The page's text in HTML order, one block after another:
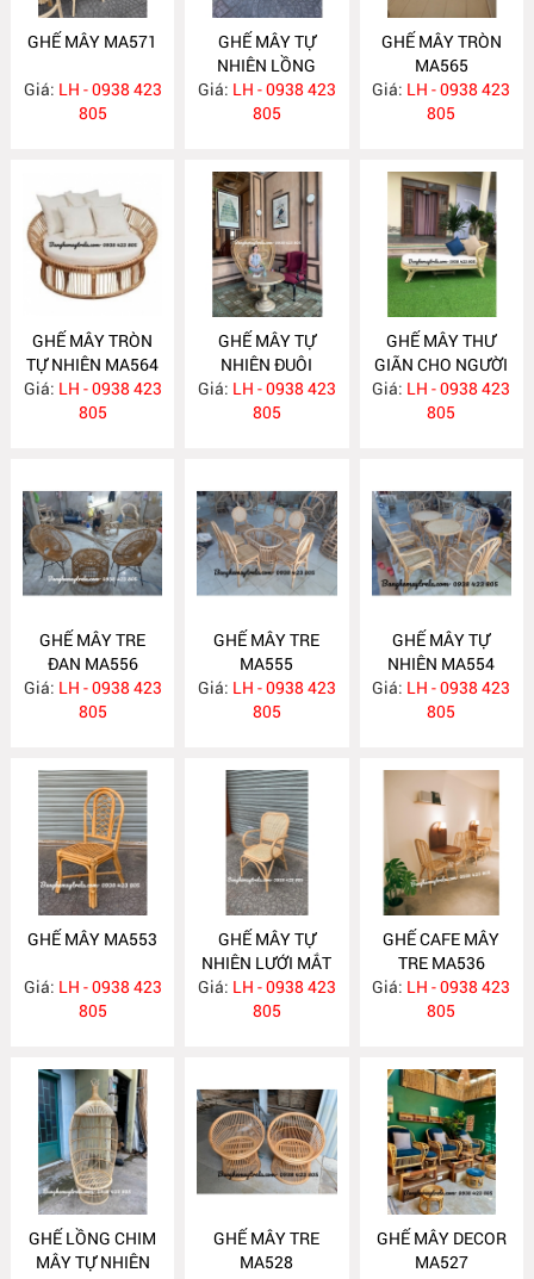
GHẾ MÂY MA571
Giá: LH - 0938 423
805
GHẾ MÂY TỰ
NHIÊN LỒNG
CHIM MA569
Giá: LH - 0938 423
805
GHẾ MÂY TRÒN
MA565
Giá: LH - 0938 423
805
GHẾ MÂY TRÒN
TỰ NHIÊN MA564
Giá: LH - 0938 423
805
GHẾ MÂY TỰ
NHIÊN ĐUÔI
CÔNG MA562
Giá: LH - 0938 423
805
GHẾ MÂY THƯ
GIÃN CHO NGƯỜI
GIÀ MA558
Giá: LH - 0938 423
805
GHẾ MÂY TRE
ĐAN MA556
Giá: LH - 0938 423
805
GHẾ MÂY TRE
MA555
Giá: LH - 0938 423
805
GHẾ MÂY TỰ
NHIÊN MA554
Giá: LH - 0938 423
805
GHẾ MÂY MA553
Giá: LH - 0938 423
805
GHẾ MÂY TỰ
NHIÊN LƯỚI MẮT
CÁO MA540
Giá: LH - 0938 423
805
GHẾ CAFE MÂY
TRE MA536
Giá: LH - 0938 423
805
GHẾ LỒNG CHIM
MÂY TỰ NHIÊN
GHẾ MÂY TRE
MA528
GHẾ MÂY DECOR
MA527